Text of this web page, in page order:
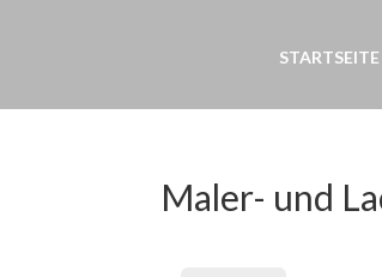
STARTSEITE
Maler- und